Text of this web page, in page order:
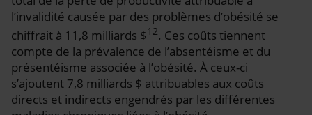
l’invalidité causée par des problèmes d’obésité se
chiffrait à 11,8 milliards $12. Ces coûts tiennent
compte de la prévalence de l’absentéisme et du
présentéisme associée à l’obésité. À ceux-ci
s’ajoutent 7,8 milliards $ attribuables aux coûts
directs et indirects engendrés par les différentes